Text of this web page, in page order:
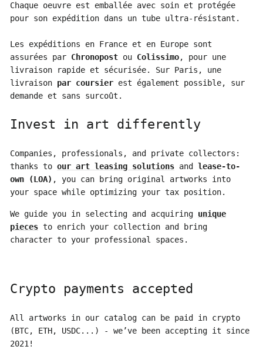
Chaque oeuvre est emballée avec soin et protégée
pour son expédition dans un tube ultra-résistant.
Les expéditions en France et en Europe sont
assurées par Chronopost ou Colissimo, pour une
livraison rapide et sécurisée. Sur Paris, une
livraison par coursier est également possible, sur
demande et sans surcoût.
Invest in art differently
Companies, professionals, and private collectors:
thanks to our art leasing solutions and lease-to-
own (LOA) , you can bring original artworks into
your space while optimizing your tax position.
We guide you in selecting and acquiring unique
pieces to enrich your collection and bring
character to your professional spaces.
Crypto payments accepted
All artworks in our catalog can be paid in crypto
(BTC, ETH, USDC...) - we’ve been accepting it since
2021!